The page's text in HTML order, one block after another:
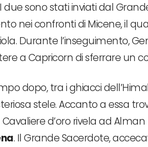
due sono stati inviati dal
nei confronti di Micene, il
Durante l’inseguimento,
a Capricorn di sferrare un
dopo, tra i ghiacci
stele. Accanto a essa
Cavaliere d’oro rivela ad
. Il Grande Sacerdote,